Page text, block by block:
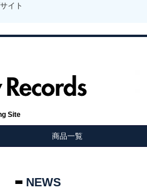
イト
Site
商品一覧
NEWS